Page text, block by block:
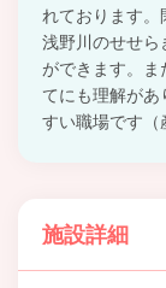
れております。
浅野川のせせら
ができます。
てにも理解が
すい職場です（
施設詳細